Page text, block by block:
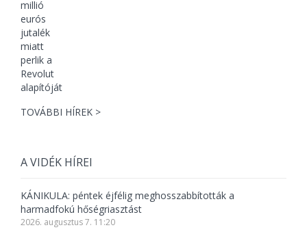
TOVÁBBI HÍREK >
A VIDÉK HÍREI
KÁNIKULA: péntek éjfélig meghosszabbították a
harmadfokú hőségriasztást
2026. augusztus 7. 11:20